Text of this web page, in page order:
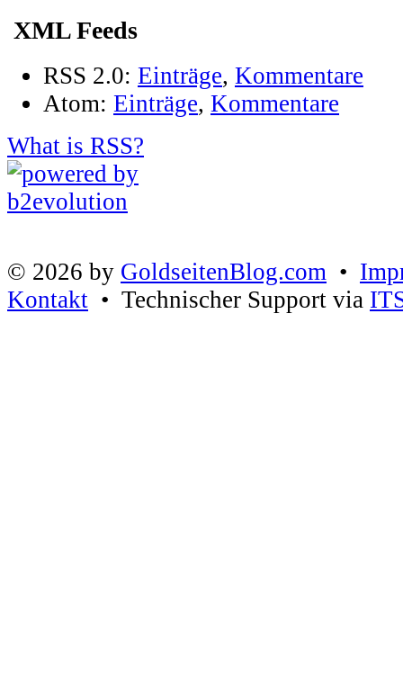
XML Feeds
RSS 2.0: Einträge, Kommentare
Atom: Einträge, Kommentare
What is RSS?
© 2026 by GoldseitenBlog.com •
Kontakt • Technischer Support via